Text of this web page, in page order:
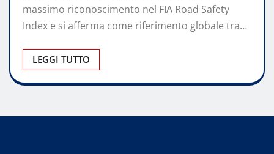
massimo riconoscimento nel FIA Road Safety
Index e si afferma come riferimento globale tra…
LEGGI TUTTO